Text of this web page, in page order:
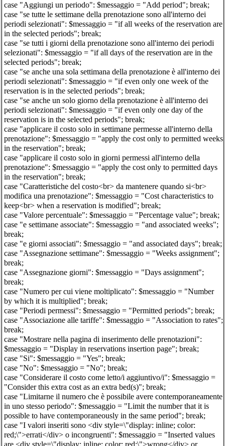
case "Aggiungi un periodo": $messaggio = "Add period"; break;
case "se tutte le settimane della prenotazione sono all'interno dei
periodi selezionati": $messaggio = "if all weeks of the reservation are
in the selected periods"; break;
case "se tutti i giorni della prenotazione sono all'interno dei periodi
selezionati": $messaggio = "if all days of the reservation are in the
selected periods"; break;
case "se anche una sola settimana della prenotazione è all'interno dei
periodi selezionati": $messaggio = "if even only one week of the
reservation is in the selected periods"; break;
case "se anche un solo giorno della prenotazione è all'interno dei
periodi selezionati": $messaggio = "if even only one day of the
reservation is in the selected periods"; break;
case "applicare il costo solo in settimane permesse all'interno della
prenotazione": $messaggio = "apply the cost only to permitted weeks
in the reservation"; break;
case "applicare il costo solo in giorni permessi all'interno della
prenotazione": $messaggio = "apply the cost only to permitted days
in the reservation"; break;
case "Caratteristiche del costo<br> da mantenere quando si<br>
modifica una prenotazione": $messaggio = "Cost characteristics to
keep<br> when a reservation is modified"; break;
case "Valore percentuale": $messaggio = "Percentage value"; break;
case "e settimane associate": $messaggio = "and associated weeks";
break;
case "e giorni associati": $messaggio = "and associated days"; break;
case "Assegnazione settimane": $messaggio = "Weeks assignment";
break;
case "Assegnazione giorni": $messaggio = "Days assignment";
break;
case "Numero per cui viene moltiplicato": $messaggio = "Number
by which it is multiplied"; break;
case "Periodi permessi": $messaggio = "Permitted periods"; break;
case "Associazione alle tariffe": $messaggio = "Association to rates";
break;
case "Mostrare nella pagina di inserimento delle prenotazioni":
$messaggio = "Display in reservations insertion page"; break;
case "Si": $messaggio = "Yes"; break;
case "No": $messaggio = "No"; break;
case "Considerare il costo come letto/i aggiuntivo/i": $messaggio =
"Consider this extra cost as an extra bed(s)"; break;
case "Limitarne il numero che è possibile avere contemporaneamente
in uno stesso periodo": $messaggio = "Limit the number that it is
possible to have contemporaneously in the same period"; break;
case "I valori inseriti sono <div style=\"display: inline; color:
red;\">errati</div> o incongruenti": $messaggio = "Inserted values
are <div style=\"display: inline; color: red;\">wrong</div> or